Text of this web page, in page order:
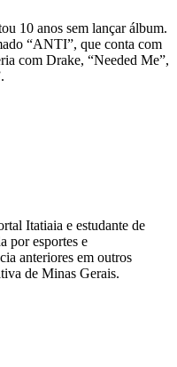
10 anos sem lançar álbum.
“ANTI”, que conta com
com Drake, “Needed Me”,
Itatiaia e estudante de
por esportes e
anteriores em outros
de Minas Gerais.